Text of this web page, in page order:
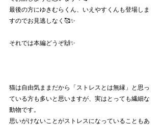
最後の方にゆきむらくん、いえやすくんも登場しま
すのでお見逃しなく🥰✨
それでは本編どうぞ🙌✨
猫は自由気ままだから「ストレスとは無縁」と思っ
ている方も多いと思いますが、実はとっても繊細な
動物です。
思いがけないことがストレスになっていることもあ